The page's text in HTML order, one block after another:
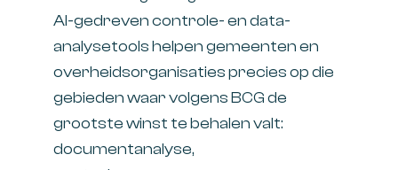
AI-gedreven controle- en data-
analysetools helpen gemeenten en
overheidsorganisaties precies op die
gebieden waar volgens BCG de
grootste winst te behalen valt:
documentanalyse,